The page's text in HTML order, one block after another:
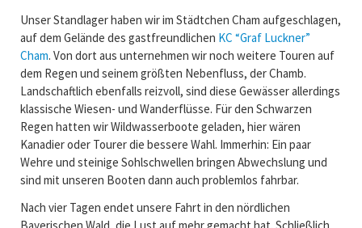
Unser Standlager haben wir im Städtchen Cham aufgeschlagen,
auf dem Gelände des gastfreundlichen KC “Graf Luckner”
Cham. Von dort aus unternehmen wir noch weitere Touren auf
dem Regen und seinem größten Nebenfluss, der Chamb.
Landschaftlich ebenfalls reizvoll, sind diese Gewässer allerdings
klassische Wiesen- und Wanderflüsse. Für den Schwarzen
Regen hatten wir Wildwasserboote geladen, hier wären
Kanadier oder Tourer die bessere Wahl. Immerhin: Ein paar
Wehre und steinige Sohlschwellen bringen Abwechslung und
sind mit unseren Booten dann auch problemlos fahrbar.
Nach vier Tagen endet unsere Fahrt in den nördlichen